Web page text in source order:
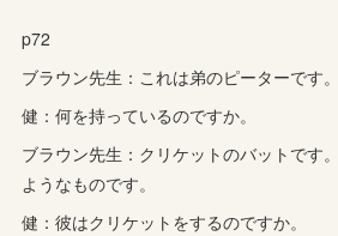
p72
ブラウン先生：これは弟のピーターです。
健：何を持っているのですか。
ブラウン先生：クリケットのバットです
ようなものです。
健：彼はクリケットをするのですか。